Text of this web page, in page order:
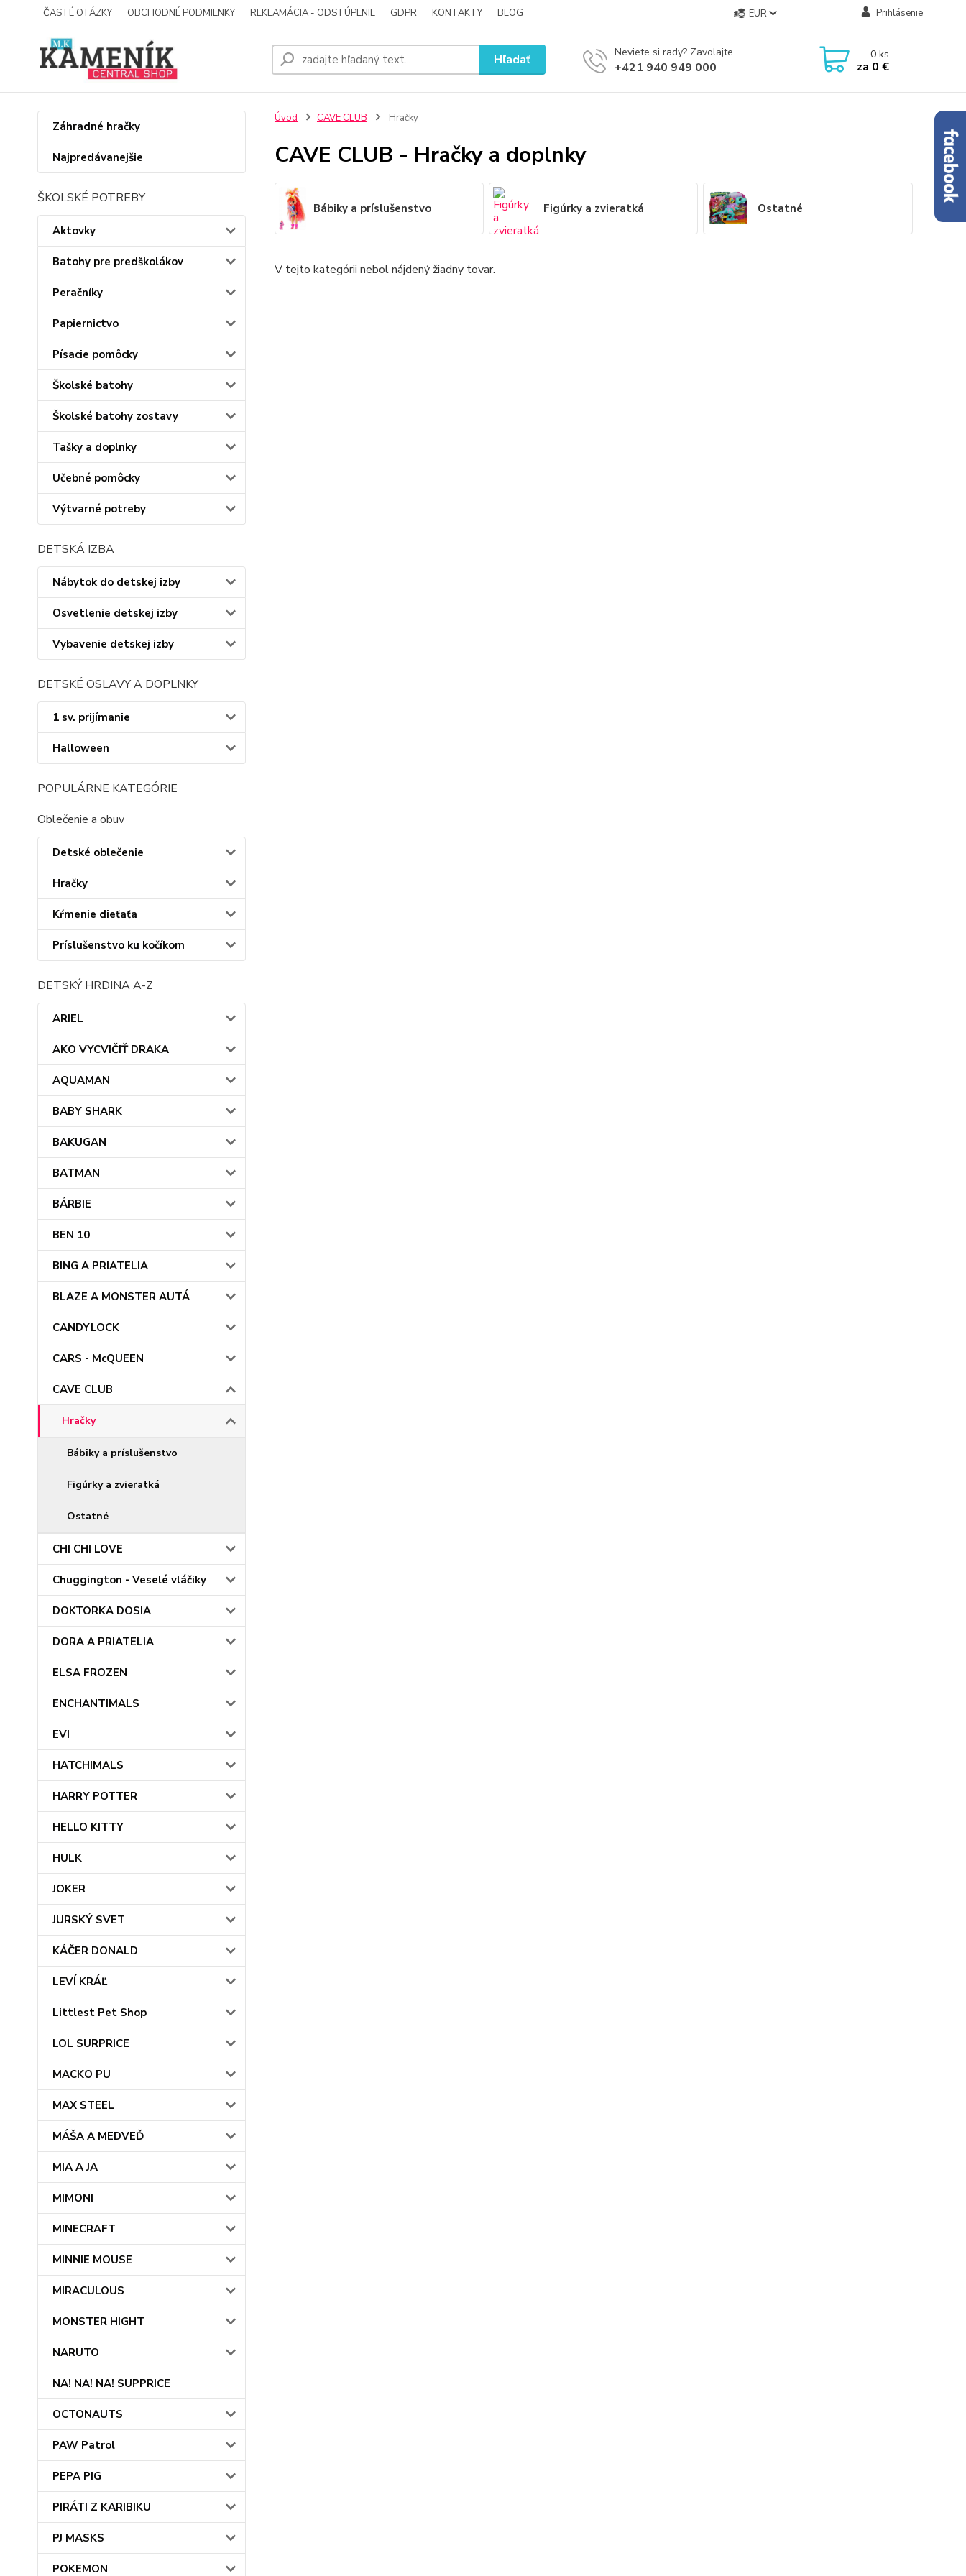
ČASTÉ OTÁZKY OBCHODNÉ PODMIENKY REKLAMÁCIA - ODSTÚPENIE GDPR KONTAKTY BLOG EUR Prihlásenie
Hľadať Neviete si rady? Zavolajte.
+421 940 949 000
0ks
za 0 €
Záhradné hračky
Najpredávanejšie
ŠKOLSKÉ POTREBY
Aktovky
Batohy pre predškolákov
Peračníky
Papiernictvo
Písacie pomôcky
Školské batohy
Školské batohy zostavy
Tašky a doplnky
Učebné pomôcky
Výtvarné potreby
DETSKÁ IZBA
Nábytok do detskej izby
Osvetlenie detskej izby
Vybavenie detskej izby
DETSKÉ OSLAVY A DOPLNKY
1 sv. prijímanie
Halloween
POPULÁRNE KATEGÓRIE
Oblečenie a obuv
Detské oblečenie
Hračky
Kŕmenie dieťaťa
Príslušenstvo ku kočíkom
DETSKÝ HRDINA A-Z
ARIEL
AKO VYCVIČIŤ DRAKA
AQUAMAN
BABY SHARK
BAKUGAN
BATMAN
BÁRBIE
BEN 10
BING A PRIATELIA
BLAZE A MONSTER AUTÁ
CANDYLOCK
CARS - McQUEEN
CAVE CLUB
Hračky
Bábiky a príslušenstvo
Figúrky a zvieratká
Ostatné
CHI CHI LOVE
Chuggington - Veselé vláčiky
DOKTORKA DOSIA
DORA A PRIATELIA
ELSA FROZEN
ENCHANTIMALS
EVI
HATCHIMALS
HARRY POTTER
HELLO KITTY
HULK
JOKER
JURSKÝ SVET
KÁČER DONALD
LEVÍ KRÁĽ
Littlest Pet Shop
LOL SURPRICE
MACKO PU
MAX STEEL
MÁŠA A MEDVEĎ
MIA A JA
MIMONI
MINECRAFT
MINNIE MOUSE
MIRACULOUS
MONSTER HIGHT
NARUTO
NA! NA! NA! SUPPRICE
OCTONAUTS
PAW Patrol
PEPA PIG
PIRÁTI Z KARIBIKU
PJ MASKS
POKEMON
Úvod CAVE CLUB Hračky
CAVE CLUB - Hračky a doplnky
Bábiky a príslušenstvo Figúrky a zvieratká Ostatné
V tejto kategórii nebol nájdený žiadny tovar.